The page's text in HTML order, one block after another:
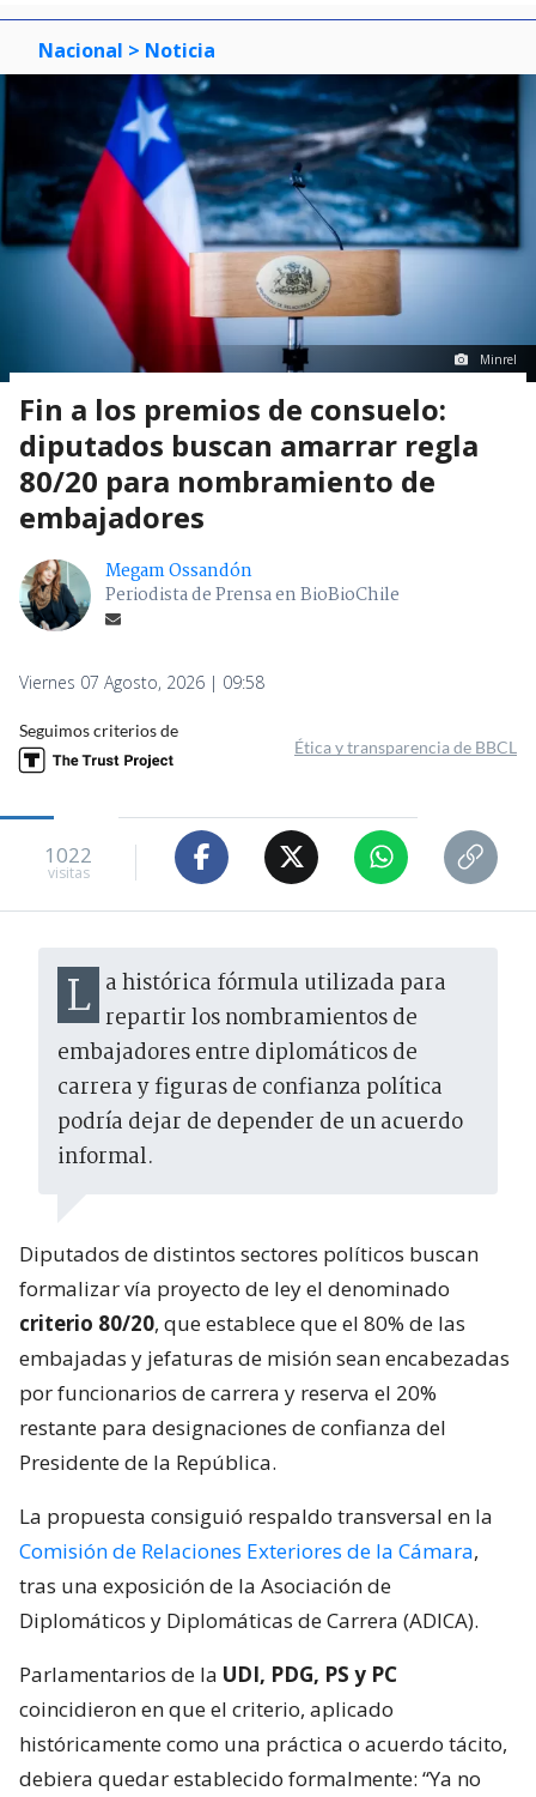
Nacional > Noticia
Minrel
Fin a los premios de consuelo:
diputados buscan amarrar regla
80/20 para nombramiento de
embajadores
Megam Ossandón
Periodista de Prensa en BioBioChile
Viernes 07 Agosto, 2026 | 09:58
Seguimos criterios de
Ética y transparencia de BBCL
1022
visitas
La histórica fórmula utilizada para repartir los nombramientos de
embajadores entre diplomáticos de
carrera y figuras de confianza política
podría dejar de depender de un acuerdo
informal.
Diputados de distintos sectores políticos buscan
formalizar vía proyecto de ley el denominado
criterio 80/20, que establece que el 80% de las
embajadas y jefaturas de misión sean encabezadas
por funcionarios de carrera y reserva el 20%
restante para designaciones de confianza del
Presidente de la República.
La propuesta consiguió respaldo transversal en la
Comisión de Relaciones Exteriores de la Cámara,
tras una exposición de la Asociación de
Diplomáticos y Diplomáticas de Carrera (ADICA).
Parlamentarios de la UDI, PDG, PS y PC
coincidieron en que el criterio, aplicado
históricamente como una práctica o acuerdo tácito,
debiera quedar establecido formalmente: “Ya no